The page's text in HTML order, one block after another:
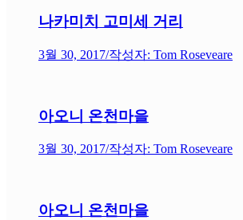
나카미치 고미세 거리
3월 30, 2017/작성자: Tom Roseveare
아오니 온천마을
3월 30, 2017/작성자: Tom Roseveare
아오니 온천마을